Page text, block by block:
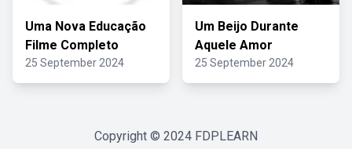
Uma Nova Educação
Filme Completo
25 September 2024
Um Beijo Durante
Aquele Amor
25 September 2024
Copyright © 2024 FDPLEARN